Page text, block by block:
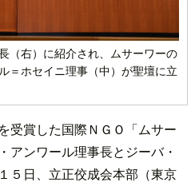
（右）に紹介され、ムサーワーの
＝ホセイニ理事（中）が聖壇に立
受賞した国際ＮＧＯ「ムサー
アンワール理事長とジーバ・
５日、立正佼成会本部（東京